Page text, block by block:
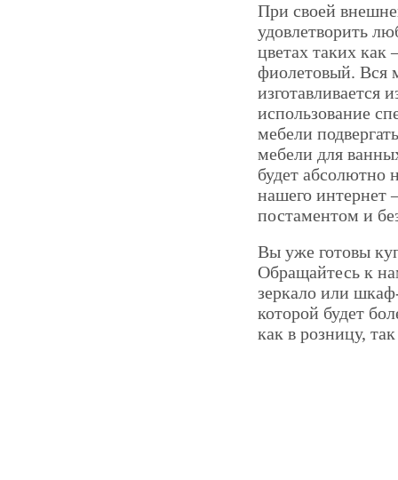
При своей
удовлетворить
цветах таких как
фиолетовый. Вся
изготавливается
использование
мебели
мебели для
будет абсолютно
нашего интернет
постаментом и
Вы уже готовы
Обращайтесь к
зеркало или
которой будет
как в розницу,